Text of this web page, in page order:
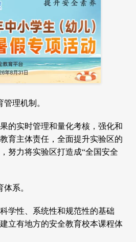
理机制。
的实时管理和量化考核，强化和
育主体责任，全面提升实验区的
努力将实验区打造成“全国安全
系。
学性、系统性和规范性的基础
立有地方的安全教育校本课程体